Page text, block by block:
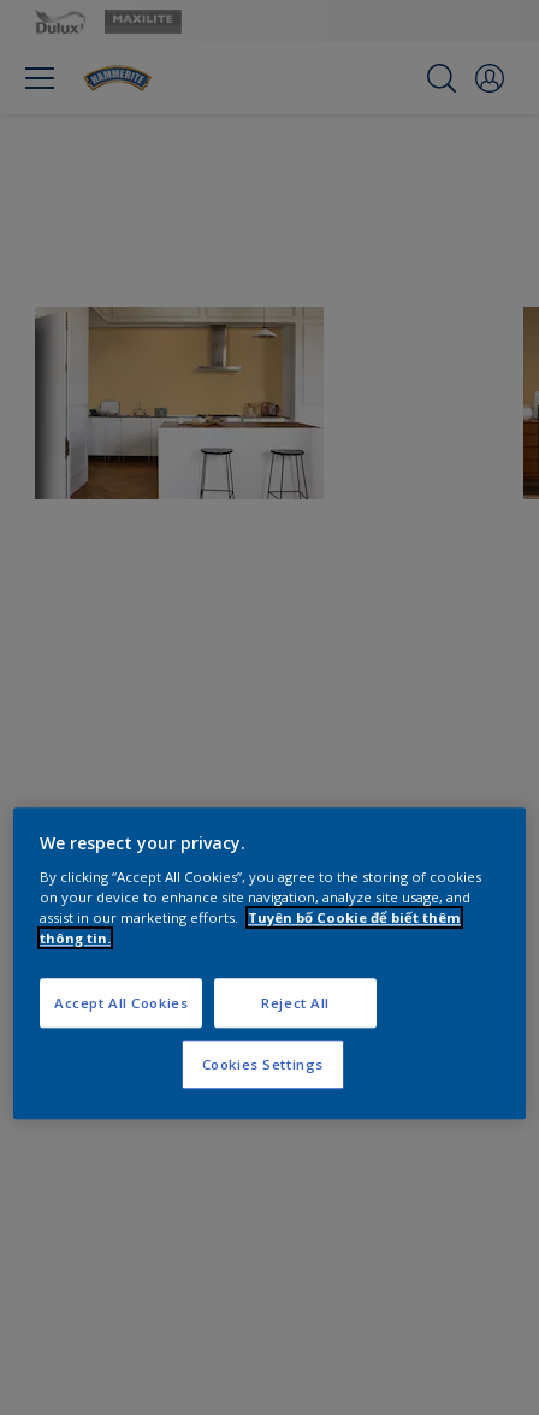
We respect your privacy.
By clicking “Accept All Cookies”, you agree to the storing of cookies
on your device to enhance site navigation, analyze site usage, and
assist in our marketing efforts.
Tuyên bố Cookie để biết thêm
thông tin.
Reject All
Accept All Cookies
Cookies Settings